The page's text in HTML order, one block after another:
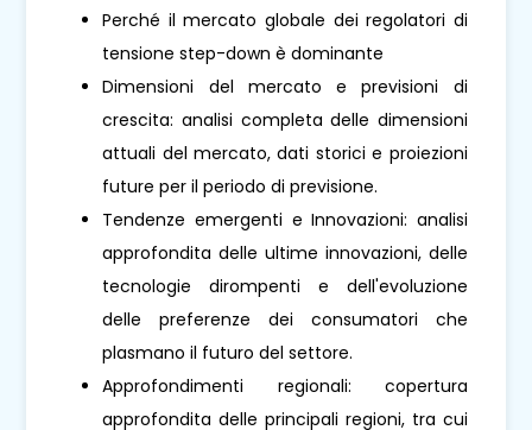
Perché il mercato globale dei regolatori di
tensione step-down è dominante
Dimensioni del mercato e previsioni di
crescita: analisi completa delle dimensioni
attuali del mercato, dati storici e proiezioni
future per il periodo di previsione.
Tendenze emergenti e Innovazioni: analisi
approfondita delle ultime innovazioni, delle
tecnologie dirompenti e dell'evoluzione
delle preferenze dei consumatori che
plasmano il futuro del settore.
Approfondimenti regionali: copertura
approfondita delle principali regioni, tra cui